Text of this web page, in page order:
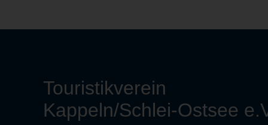
Touristikverein
Kappeln/Schlei-Ostsee